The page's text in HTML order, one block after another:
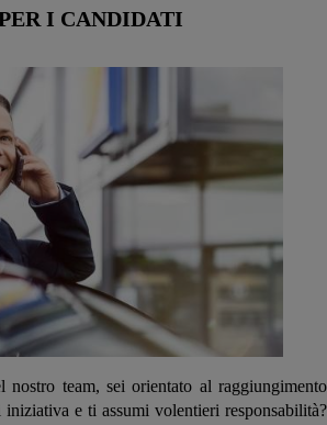
I CANDIDATI
nostro team, sei orientato al raggiungimento
e ti assumi volentieri responsabilità?